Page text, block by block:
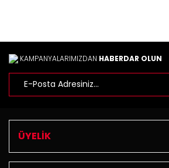
KAMPANYALARIMIZDAN HABERDAR OLUN
ÜYELİK